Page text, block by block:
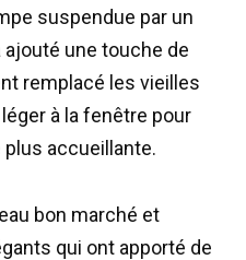
suspendue par un
une touche de
remplacé les vieilles
à la fenêtre pour
accueillante.
bon marché et
qui ont apporté de